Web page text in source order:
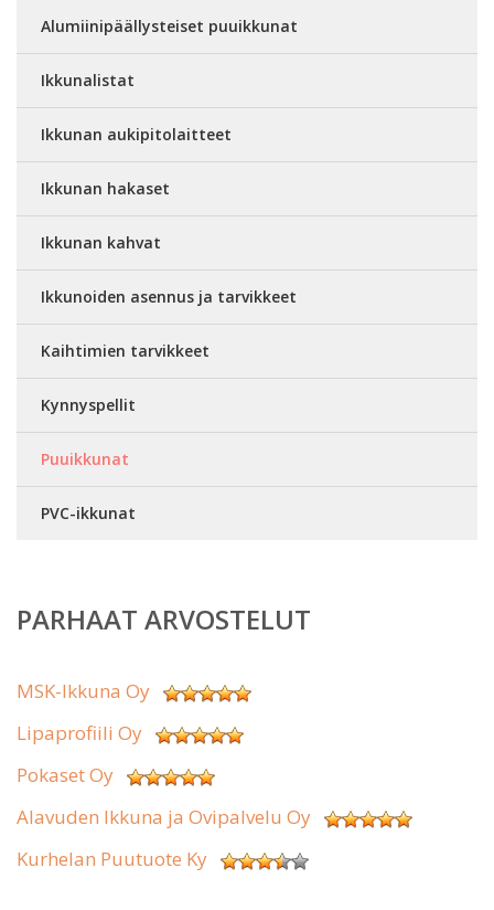
Alumiinipäällysteiset puuikkunat
Ikkunalistat
Ikkunan aukipitolaitteet
Ikkunan hakaset
Ikkunan kahvat
Ikkunoiden asennus ja tarvikkeet
Kaihtimien tarvikkeet
Kynnyspellit
Puuikkunat
PVC-ikkunat
PARHAAT ARVOSTELUT
MSK-Ikkuna Oy
Lipaprofiili Oy
Pokaset Oy
Alavuden Ikkuna ja Ovipalvelu Oy
Kurhelan Puutuote Ky